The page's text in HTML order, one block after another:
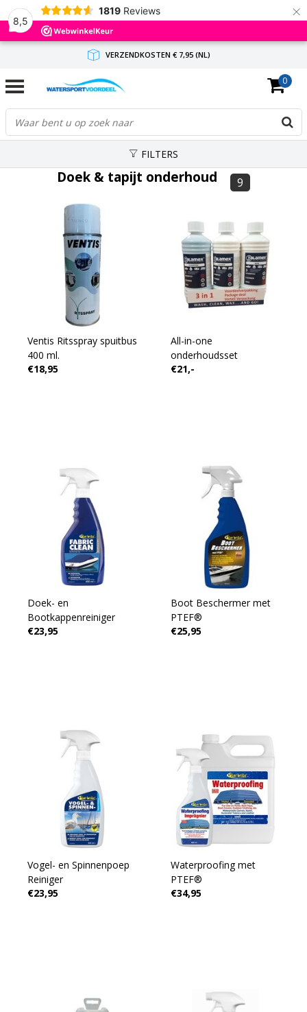
8,5
1819 Reviews ×
VERZENDKOSTEN € 7,95 (NL)
GRATIS VERZENDING(NL) VANAF € 65,-
BINNEN 1-3 WERKDAGEN ANTWOORD
0
FILTERS
Doek & tapijt onderhoud 9
Ventis Ritsspray spuitbus
400 ml.
€18,95
All-in-one
onderhoudsset
€21,-
Doek- en
Bootkappenreiniger
€23,95
Boot Beschermer met
PTEF®
€25,95
Vogel- en Spinnenpoep
Reiniger
€23,95
Waterproofing met
PTEF®
€34,95